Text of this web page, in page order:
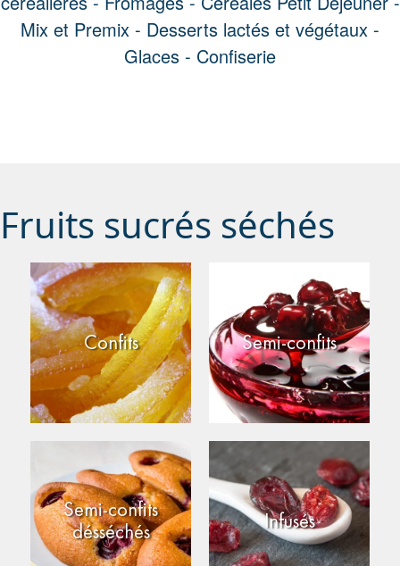
Mix et Premix - Desserts lactés et végétaux -
Glaces - Confiserie
Fruits sucrés séchés
Confits Semi-confits
Semi-confits
désséchés
Infusés